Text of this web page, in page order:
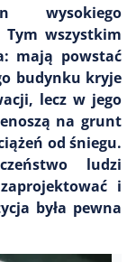
wysokiego
Tym wszystkim
mają powstać
budynku kryje
lecz w jego
na grunt
od śniegu.
ludzi
i
była pewna